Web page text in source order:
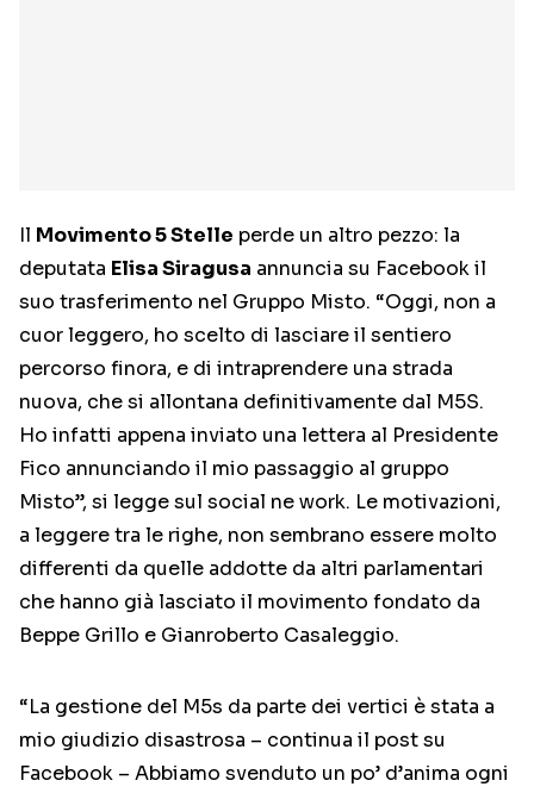
Il Movimento 5 Stelle perde un altro pezzo: la
deputata Elisa Siragusa annuncia su Facebook il
suo trasferimento nel Gruppo Misto. “Oggi, non a
cuor leggero, ho scelto di lasciare il sentiero
percorso finora, e di intraprendere una strada
nuova, che si allontana definitivamente dal M5S.
Ho infatti appena inviato una lettera al Presidente
Fico annunciando il mio passaggio al gruppo
Misto”, si legge sul social ne work. Le motivazioni,
a leggere tra le righe, non sembrano essere molto
differenti da quelle addotte da altri parlamentari
che hanno già lasciato il movimento fondato da
Beppe Grillo e Gianroberto Casaleggio.
“La gestione del M5s da parte dei vertici è stata a
mio giudizio disastrosa – continua il post su
Facebook – Abbiamo svenduto un po’ d’anima ogni